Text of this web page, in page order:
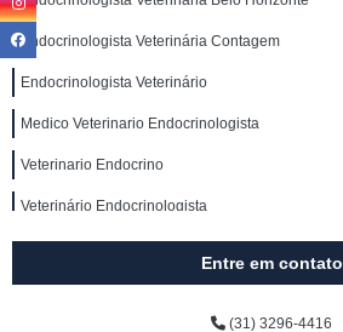
Endocrinologista Veterinária Contagem
Endocrinologista Veterinário
Medico Veterinario Endocrinologista
Veterinario Endocrino
Veterinário Endocrinologista
Entre em contato
(31) 3296-4416